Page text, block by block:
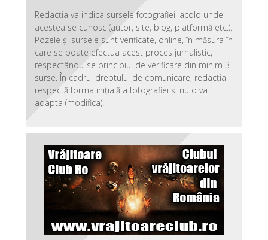
Redacția va indica sursele fotografiei, acolo unde
acestea se cunosc (autor, site, blog, platformă etc.).
Pozele și sursele sunt verificate, online, în măsura în
care se poate efectua acest proces jurnalistic,
respectându-se principiul de verificare din minim 3
surse. În cadrul dreptului de comunicare, redacția
respectă forma inițială a fotografiei și nu o va
adapta (modifica).